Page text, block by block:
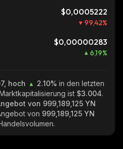
$0,0005222
99,42%
$0,00000283
6,19%
hoch 2.10% in den letzten
ist $3.004.
von 999,189,125 YN
von 999,189,125 YN